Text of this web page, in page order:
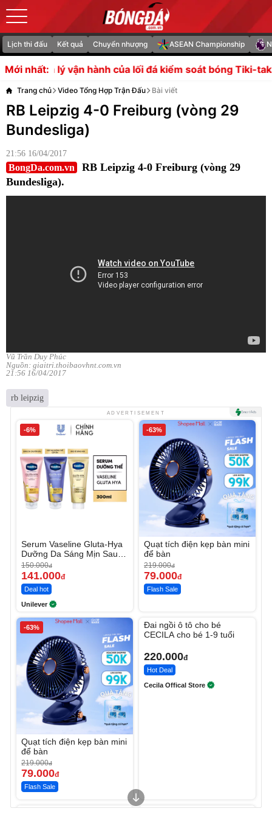
Lịch thi đấu Kết quả Chuyển nhượng ASEAN Championship
Mới nhất:
của lối đá kiểm soát bóng Tiki-taka Người đại diện
Trang chủ Video Tổng Hợp Trận Đấu Bài viết
RB Leipzig 4-0 Freiburg (vòng 29
Bundesliga)
21:56 16/04/2017
BongDa.com.vn
RB Leipzig 4-0 Freiburg (vòng 29
Bundesliga).
Vũ Trần Duy Phúc
Nguồn: giaitri.thoibaovhnt.com.vn
21:56 16/04/2017
rb leipzig
ADVERTISEMENT
-6%
Serum Vaseline Gluta-Hya
Dưỡng Da Sáng Mịn Sau 7
Ngày
150.000đ
141.000đ
Deal hot
Unilever
-63%
Quạt tích điện kẹp bàn mini
để bàn
219.000đ
79.000đ
Flash Sale
-63%
Quạt tích điện kẹp bàn mini
để bàn
219.000đ
79.000đ
Flash Sale
Đai ngồi ô tô cho bé
CECILA cho bé 1-9 tuổi
220.000đ
Hot Deal
Cecila Offical Store